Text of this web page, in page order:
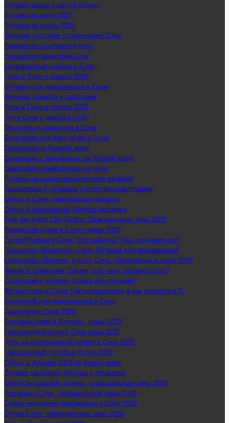
Путевки весна и лето в Крыму
Путевки на лето 2020
Путевки на осень 2020
Лечение суставов в санаториях Сочи
Недорогие санатории Адлер
Недорогие санатории Сочи
Одноместные номера в Сочи
Туры в Сочи в январе 2020
Путевки для пенсионеров в Сочи
Лечение диабета в санатории
Туры в Сочи в ноябре 2020
Тур в Сочи в декабре 2020
Похудеть в санатории в Сочи
Санатории для похудения в Сочи
Санатории на Черном море
Санатории и пансионаты на Черном море
Санатории и пансионаты на море
Путевки на санаторно-курортное лечение
Пансионаты с питанием и собственным пляжем
Отдых в Сочи - пансионаты недорого
Отдых в пансионатах Адлера недорого
Park Inn Sochi City Centre: Официальные цены 2020
Недорогой отдых в Сочи у моря 2020
Тур из Москвы в Сочи: Что выбрать? Где остановиться?
Пансионат «Изумруд», Сочи: Путевки для пенсионеров!
Санаторий «Знание», курорт Сочи: Официальные цены 2020
Чек-ап в санатории: Зачем, для чего, сколько стоит?
Санаторий в Адлере: Отдых или лечение?
Фитнес-туры в Сочи: Как организовать и как заработать?!
Санаторий для пенсионеров в Сочи
Пансионаты Сочи 2020
Гостевые дома в Адлере - Цены 2020
Горнолыжный курорт Сочи цена 2020
Туры на горнолыжный курорт в Сочи 2020
Горнолыжный тур Роза Хутор 2020
Отдых в Адлере 2020 на берегу моря
Лучшие санатории Адлера с лечением
Отели на красной поляны - официальные цены 2020
Гостиницы Сочи - официальные цены 2020
Самые недорогие пансионаты в Сочи 2022
Отели Сочи - официальные цены 2020